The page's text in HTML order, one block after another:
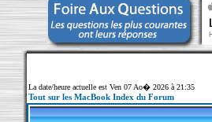
La date/heure actuelle est Ven 07 Ao� 2026 à 21:35
Tout sur les MacBook Index du Forum